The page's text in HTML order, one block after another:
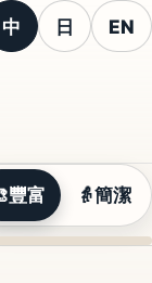
中 日 EN
豐富 👵簡潔